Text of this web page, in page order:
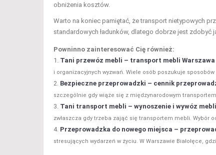
obniżenia kosztów.
Warto na koniec pamiętać, że transport nietypowych
standardowych ładunków, dlatego dobrze jest zdobyć
Powninno zainteresować Cię również:
Tani przewóz mebli – transport mebli Warszawa
i organizacyjnych wyzwań. Wiele osób poszukuje sposobów
Bezpieczne przeprowadzki – cennik
szczególnie gdy wiąże się z międzynarodowym
Tani transport mebli – wynoszenie i wywóz
zwłaszcza gdy trzeba zająć się transportem mebli. Wybór
Przeprowadzka do nowego miejsca –
stresujących wydarzeń w życiu. W Warszawie Białołęce,